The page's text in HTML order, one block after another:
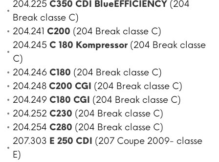
204.225 C350 CDI BlueEFFICIENCY (204
Break classe C)
204.241 C200 (204 Break classe C)
204.245 C 180 Kompressor (204 Break classe
C)
204.246 C180 (204 Break classe C)
204.248 C200 CGI (204 Break classe C)
204.249 C180 CGI (204 Break classe C)
204.252 C230 (204 Break classe C)
204.254 C280 (204 Break classe C)
207.303 E 250 CDI (207 Coupe 2009- classe
E)